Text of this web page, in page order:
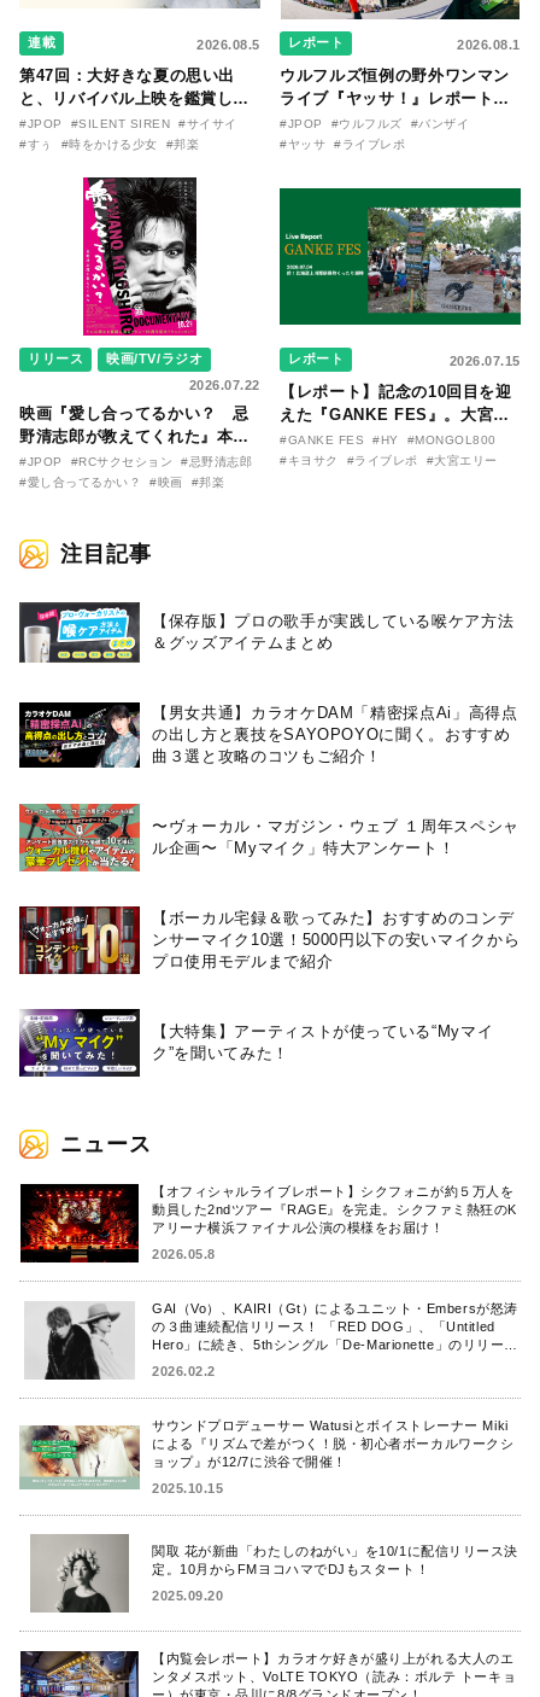
連載 2026.08.5
第47回：大好きな夏の思い出
と、リバイバル上映を鑑賞した
『時をかける少女』のおはなし
〜SILENT SIREN・すぅ『この
〇のはなし〜』
#JPOP #SILENT SIREN
#サイサイ
#すぅ
#時をかける少女 #邦楽
レポート 2026.08.1
ウルフルズ恒例の野外ワンマン
ライブ『ヤッサ！』レポート！
リリースから30年を迎えたアル
バム『バンザイ』完全再現に、
た日。
#JPOP #ウルフルズ
#バンザイ
#ヤッサ
#ライブレポ
リリース
映画/TV/ラジオ
2026.07.22
映画『愛し合ってるかい？ 忌
野清志郎が教えてくれた』本予
告映像とキービジュアルがつい
に解禁！ キヨシロー関連商品も
#JPOP #RCサクセション
#忌野清志郎
#愛し合ってるかい？
#映画 #邦楽
レポート 2026.07.15
【レポート】記念の10回目を迎
えた『GANKE FES』。大宮エ
リー作『アイヌの神々の崖』を
前に、キヨサク
#GANKE FES #HY
#MONGOL800
#キヨサク
#ライブレポ #大宮エリー
注目記事
【保存版】プロの歌手が実践している喉ケア⽅法
＆グッズアイテムまとめ
【男女共通】カラオケDAM「精密採点Ai」高得点
の出し方と裏技をSAYOPOYOに聞く。おすすめ
曲３選と攻略のコツもご紹介！
〜ヴォーカル・マガジン・ウェブ １周年スペシャ
ル企画〜「Myマイク」特大アンケート！
【ボーカル宅録＆歌ってみた】おすすめのコンデ
ンサーマイク10選！5000円以下の安いマイクから
プロ使用モデルまで紹介
【大特集】アーティストが使っている“Myマイ
ク”を聞いてみた！
ニュース
【オフィシャルライブレポート】シクフォニが約５万人を
動員した2ndツアー『RAGE』を完走。シクファミ熱狂のK
アリーナ横浜ファイナル公演の模様をお届け！
2026.05.8
GAI（Vo）、KAIRI（Gt）によるユニット・Embersが怒涛
の３曲連続配信リリース！ 「RED DOG」、「Untitled
Hero」に続き、5thシングル「De-Marionette」のリリース
を発表！
2026.02.2
サウンドプロデューサー Watusiとボイストレーナー Miki
による『リズムで差がつく！脱・初心者ボーカルワークシ
ョップ』が12/7に渋谷で開催！
2025.10.15
関取 花が新曲「わたしのねがい」を10/1に配信リリース決
定。10月からFMヨコハマでDJもスタート！
2025.09.20
【内覧会レポート】カラオケ好きが盛り上がれる大人のエ
ンタメスポット、VoLTE TOKYO（読み：ボルテ トーキョ